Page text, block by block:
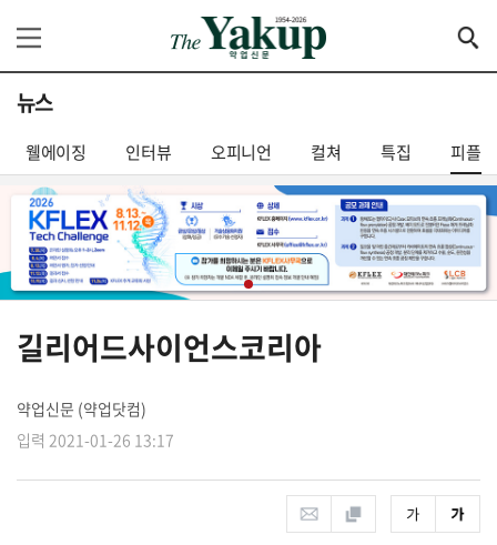
뉴스
웰에이징 인터뷰 오피니언 컬쳐 특집 피플
길리어드사이언스코리아
약업신문 (약업닷컴)
입력 2021-01-26 13:17